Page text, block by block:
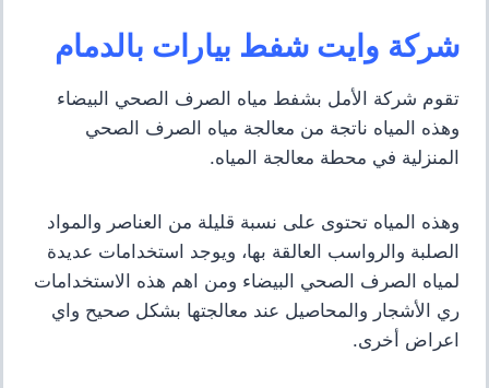
شركة وايت شفط بيارات بالدمام
تقوم شركة الأمل بشفط مياه الصرف الصحي البيضاء
وهذه المياه ناتجة من معالجة مياه الصرف الصحي
المنزلية في محطة معالجة المياه.
وهذه المياه تحتوى على نسبة قليلة من العناصر والمواد
الصلبة والرواسب العالقة بها، ويوجد استخدامات عديدة
لمياه الصرف الصحي البيضاء ومن اهم هذه الاستخدامات
ري الأشجار والمحاصيل عند معالجتها بشكل صحيح واي
اعراض أخرى.